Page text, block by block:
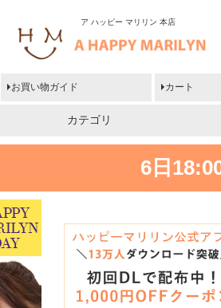
ア ハッピー マリリン 本店
お買い物ガイド カート
カテゴリ
6日